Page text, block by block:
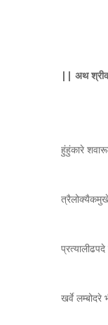
|| अथ
हुंहुंकारे
खर्वे